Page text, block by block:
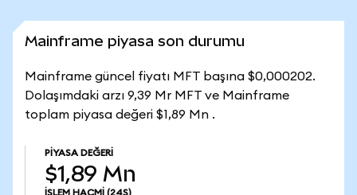
Mainframe piyasa son durumu
Mainframe güncel fiyatı MFT başına $0,000202.
Dolaşımdaki arzı 9,39 Mr MFT ve Mainframe
toplam piyasa değeri $1,89 Mn .
PIYASA DEĞERI
$1,89 Mn
İŞLEM HACMI (24S)